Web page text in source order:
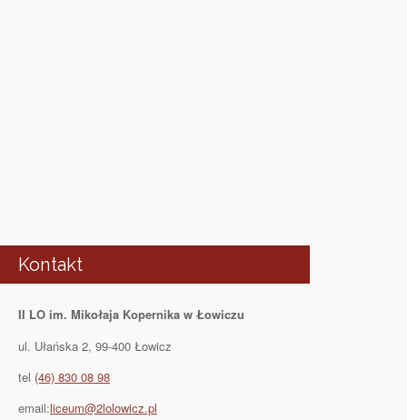
Kontakt
II LO im. Mikołaja Kopernika w Łowiczu
ul. Ułańska 2, 99-400 Łowicz
tel (46) 830 08 98
email:liceum@2lolowicz.pl